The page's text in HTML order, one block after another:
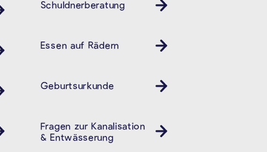
Schuldnerberatung
Essen auf Rädern
Geburtsurkunde
Fragen zur Kanalisation
& Entwässerung